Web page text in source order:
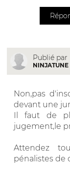
Publié par
NINJATUNE
Non,pas
devant une
Il faut de
jugement,le
Attendez
pénalistes de